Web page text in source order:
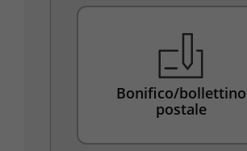
Bonifico/bollettino
postale